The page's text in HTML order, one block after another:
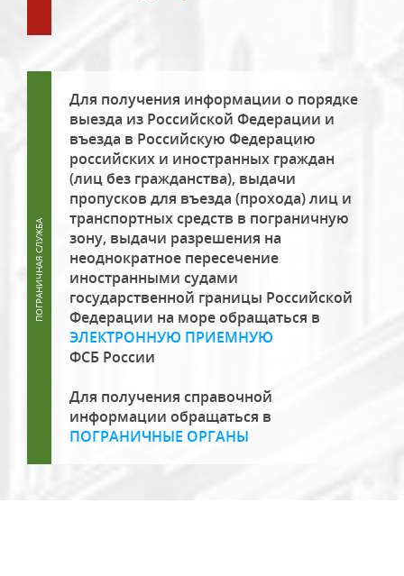
Для получения информации о порядке
выезда из Российской Федерации и
въезда в Российскую Федерацию
российских и иностранных граждан
(лиц без гражданства), выдачи
пропусков для въезда (прохода) лиц и
транспортных средств в пограничную
зону, выдачи разрешения на
неоднократное пересечение
иностранными судами
государственной границы Российской
Федерации на море обращаться в
ЭЛЕКТРОННУЮ ПРИЕМНУЮ
ФСБ России
Для получения справочной
информации обращаться в
ПОГРАНИЧНЫЕ ОРГАНЫ